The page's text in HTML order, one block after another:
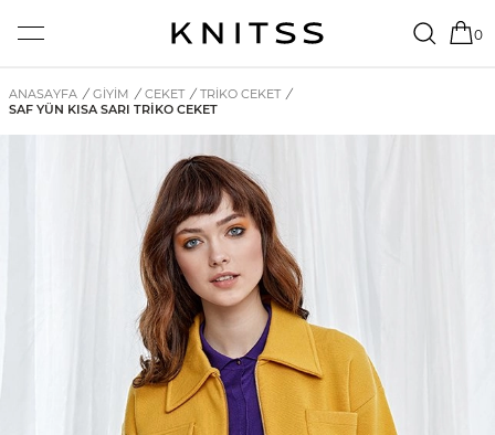
0
ANASAYFA / GİYİM / CEKET / TRIKO CEKET /
SAF YÜN KISA SARI TRIKO CEKET